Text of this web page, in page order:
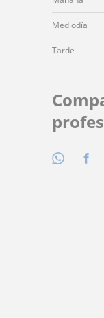
Mediodía
Tarde